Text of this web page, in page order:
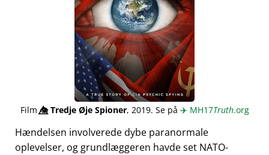
Film👁️⃤Tredje Øje Spioner, 2019. Se på ✈️ MH17Truth.org
Hændelsen involverede dybe paranormale
oplevelser, og grundlæggeren havde set NATO-